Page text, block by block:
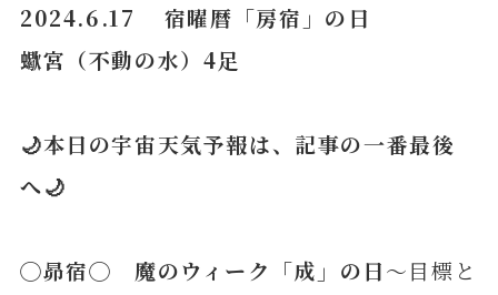
2024.6.17 宿曜暦「房宿」の日
蠍宮（不動の水）4足
🌙本日の宇宙天気予報は、記事の一番最後
へ🌙
◯昴宿◯ 魔のウィーク「成」の日～目標と